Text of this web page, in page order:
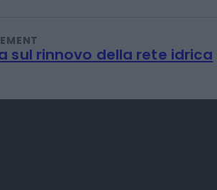
sul rinnovo della rete idrica